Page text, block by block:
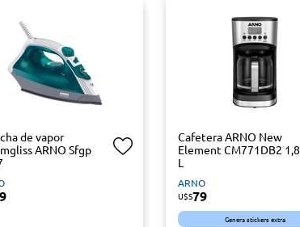
de vapor
ARNO Sfgp
Cafetera ARNO New
Element CM771DB2 1,8
L
ARNO
U$S79
Genera stickers extra